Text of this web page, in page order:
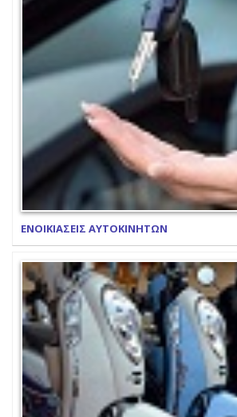
ΕΝΟΙΚΙΑΣΕΙΣ ΑΥΤΟΚΙΝΗΤΩΝ